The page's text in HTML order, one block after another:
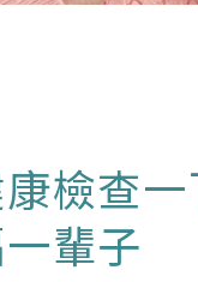
檢查
輩子